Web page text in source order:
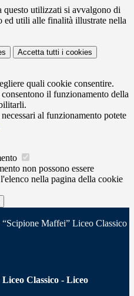
questo utilizzati si avvalgono di
ed utili alle finalità illustrate nella
Accetta tutti i cookies
quali cookie consentire.
il funzionamento della
al funzionamento potete
non possono essere
nella pagina della cookie
“Scipione Maffei” Liceo Classico
Classico - Liceo